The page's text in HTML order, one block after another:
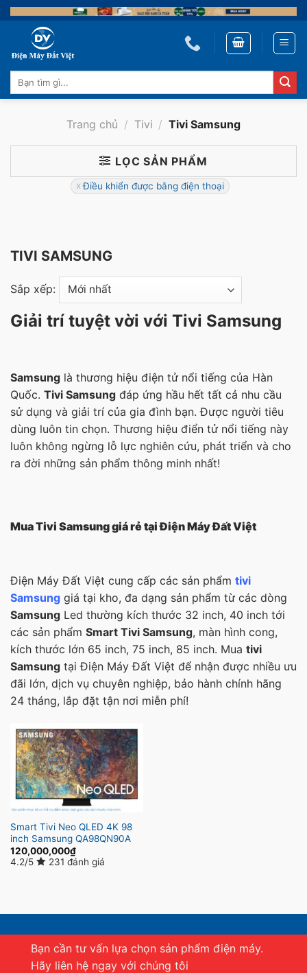
Skip
to
content
Tìm
kiếm:
Trang chủ / Tivi / Tivi Samsung
LỌC SẢN PHẨM
Điều khiển được bằng điện thoại
TIVI SAMSUNG
Sắp xếp:
Giải trí tuyệt vời với Tivi Samsung
Samsung là thương hiệu điện tử nổi tiếng của Hàn
Quốc. Tivi Samsung đáp ứng hầu hết tất cả nhu cầu
sử dụng và giải trí của gia đình bạn. Được người tiêu
dùng luôn tin chọn. Thương hiệu điển tử nổi tiếng này
luôn không ngừng lỗ lực nghiên cứu, phát triển và cho
ra đời những sản phẩm thông minh nhất!
Mua Tivi Samsung giá rẻ tại Điện Máy Đất Việt
Điện Máy Đất Việt cung cấp các sản phẩm tivi
Samsung giá tại kho, đa dạng sản phẩm từ các dòng
Samsung Led thường kích thước 32 inch, 40 inch tới
các sản phẩm Smart Tivi Samsung, màn hình cong,
kích thước lớn 65 inch, 75 inch, 85 inch. Mua tivi
Samsung tại Điện Máy Đất Việt để nhận được nhiều ưu
đãi lớn, dịch vụ chuyên nghiệp, bảo hành chính hãng
24 tháng, lắp đặt tận nơi miễn phí!
Smart Tivi Neo QLED 4K 98
inch Samsung QA98QN90A
120,000,000₫
4.2/5
231 đánh giá
Bạn cần tư vấn lựa chọn sản phẩm điện máy.
Hãy liên hệ ngay với chúng tôi